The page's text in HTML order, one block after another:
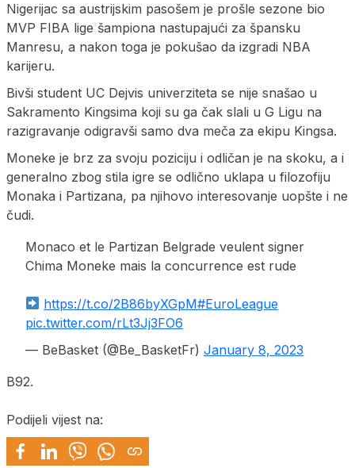
Nigerijac sa austrijskim pasošem je prošle sezone bio
MVP FIBA lige šampiona nastupajući za špansku
Manresu, a nakon toga je pokušao da izgradi NBA
karijeru.
Bivši student UC Dejvis univerziteta se nije snašao u
Sakramento Kingsima koji su ga čak slali u G Ligu na
razigravanje odigravši samo dva meča za ekipu Kingsa.
Moneke je brz za svoju poziciju i odličan je na skoku, a i
generalno zbog stila igre se odlično uklapa u filozofiju
Monaka i Partizana, pa njihovo interesovanje uopšte i ne
čudi.
Monaco et le Partizan Belgrade veulent signer
Chima Moneke mais la concurrence est rude
https://t.co/2B86byXGpM#EuroLeague
pic.twitter.com/rLt3Jj3FO6
— BeBasket (@Be_BasketFr) January 8, 2023
B92.
Podijeli vijest na: